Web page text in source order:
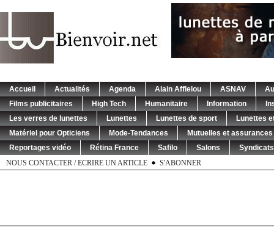
Accueil Actualités Agenda Alain Afflelou ASNAV
Films publicitaires
High Tech Humanitaire Information
Les verres de lunettes
Lunettes Lunettes de sport
Lunettes
Matériel pour Opticiens
Mode-Tendances
Mutuelles et
Reportages vidéo
Rétina France Safilo Salons
Syndicats
NOUS CONTACTER / ECRIRE UN ARTICLE
S'ABONNER